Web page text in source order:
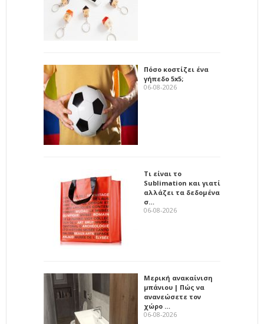
Πόσο κοστίζει ένα
γήπεδο 5x5;
06-08-2026
Τι είναι το
Sublimation και γιατί
αλλάζει τα δεδομένα
σ…
06-08-2026
Μερική ανακαίνιση
μπάνιου | Πώς να
ανανεώσετε τον
χώρο …
06-08-2026